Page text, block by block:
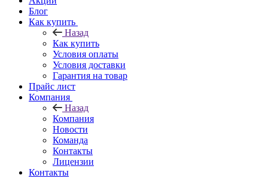
Блог
Как купить
Назад
Как купить
Условия оплаты
Условия доставки
Гарантия на товар
Прайс лист
Компания
Назад
Компания
Новости
Команда
Контакты
Лицензии
Контакты